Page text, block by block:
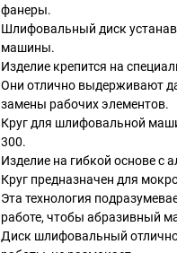
фанеры.
Шлифовальный диск
машины.
Изделие крепится на
Они отлично выдерживают
замены рабочих элементов.
Круг для шлифовальной
300.
Изделие на гибкой основе
Круг предназначен для
Эта технология
работе, чтобы абразивный
Диск шлифовальный